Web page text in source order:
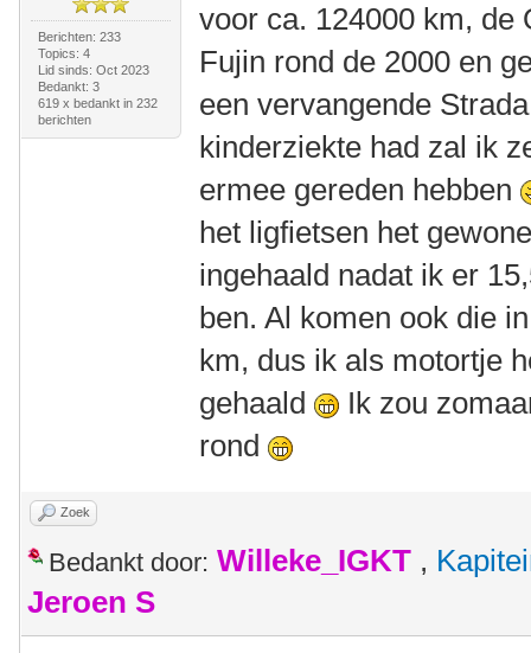
Berichten: 233
Topics: 4
Lid sinds: Oct 2023
Bedankt: 3
619 x bedankt in 232
berichten
voor ca. 124000 km, de
Fujin rond de 2000 en
een vervangende
kinderziekte had zal ik
ermee gereden hebben
het ligfietsen het
ingehaald nadat ik er
ben. Al komen ook die
km, dus ik als motortje
gehaald
Ik zou
rond
Zoek
Bedankt door: Willeke_IGKT ,
Jeroen S